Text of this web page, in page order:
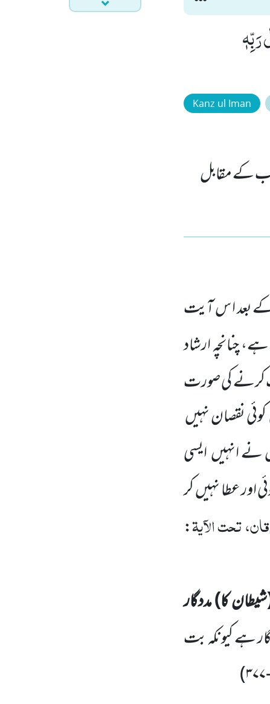
رَبِّهٖ
Kanz ul Iman
رب کے مقابل
کے بعد ا س آیت
چنانچہ ارشاد
کرنے کی صورت
نقصان نہیں
انہیں ایسی
اور عطا نہیں کر
تحت الآیۃ:
کا) مددگار
ہے کیونکہ بت
)